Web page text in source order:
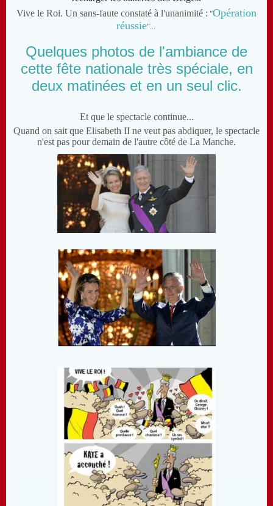
Vive le Roi. Un sans-faute constaté à l'unanimité : "Opération
réussie"...
Quelques photos de l'ambiance de
cette fête nationale très spéciale, en
deux matinées et en un seul clic.
Et que le spectacle continue...
Quand on sait que Elisabeth II ne veut pas abdiquer, le spectacle
n'est pas pour demain de l'autre côté de La Manche.